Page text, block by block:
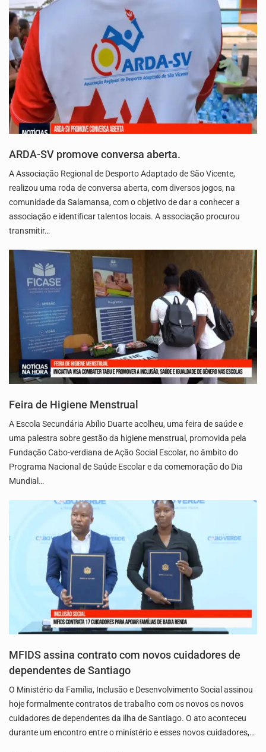
ARDA-SV promove conversa aberta.
A Associação Regional de Desporto Adaptado de São Vicente,
realizou uma roda de conversa aberta, com diversos jogos, na
comunidade da Salamansa, com o objetivo de dar a conhecer a
associação e identificar talentos locais. A associação procurou
transmitir…
Feira de Higiene Menstrual
A Escola Secundária Abílio Duarte acolheu, uma feira de saúde e
uma palestra sobre gestão da higiene menstrual, promovida pela
Fundação Cabo-verdiana de Ação Social Escolar, no âmbito do
Programa Nacional de Saúde Escolar e da comemoração do Dia
Mundial…
MFIDS assina contrato com novos cuidadores de
dependentes de Santiago
O Ministério da Família, Inclusão e Desenvolvimento Social assinou
hoje formalmente contratos de trabalho com os novos os novos
cuidadores de dependentes da ilha de Santiago. O ato aconteceu
durante um encontro entre o ministério e esses novos cuidadores,…